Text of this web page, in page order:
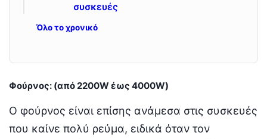
συσκευές
Όλο το χρονικό
Φούρνος: (από 2200W έως 4000W)
Ο φούρνος είναι επίσης ανάμεσα στις συσκευές
που καίνε πολύ ρεύμα, ειδικά όταν τον